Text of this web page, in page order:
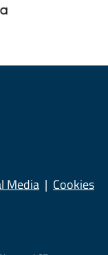
Media Cookies